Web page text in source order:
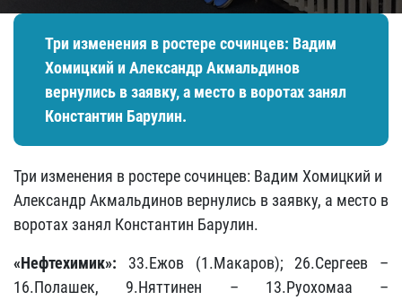
Три изменения в ростере сочинцев: Вадим
Хомицкий и Александр Акмальдинов
вернулись в заявку, а место в воротах занял
Константин Барулин.
Три изменения в ростере сочинцев: Вадим Хомицкий и
Александр Акмальдинов вернулись в заявку, а место в
воротах занял Константин Барулин.
«Нефтехимик»: 33.Ежов (1.Макаров); 26.Сергеев –
16.Полашек, 9.Няттинен – 13.Руохомаа –